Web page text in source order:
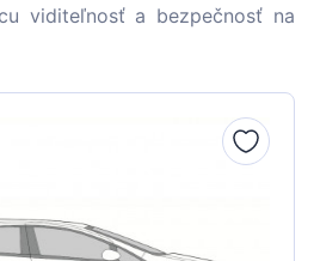
viditeľnosť a bezpečnosť na